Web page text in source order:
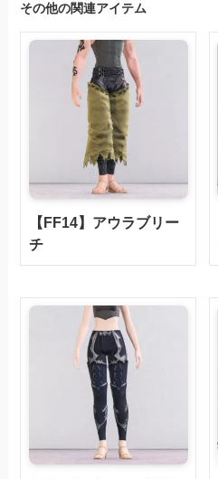
その他の関連アイテム
【FF14】アウラブリー
チ